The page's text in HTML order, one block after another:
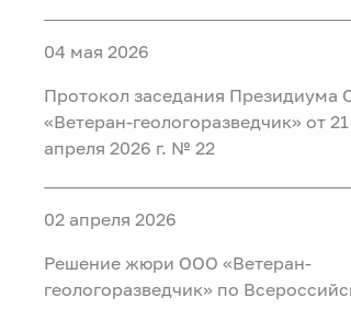
04 мая 2026
Протокол заседания Президиума
«Ветеран-геологоразведчик» от 21
апреля 2026 г. № 22
02 апреля 2026
Решение жюри ООО «Ветеран-
геологоразведчик» по